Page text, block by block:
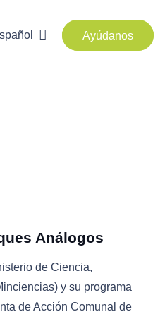
Ayúdanos
Análogos
de Ciencia,
y su programa
de Acción Comunal de